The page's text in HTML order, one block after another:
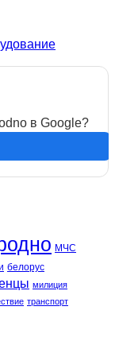
в Google?
МЧС
белорус
милиция
транспорт